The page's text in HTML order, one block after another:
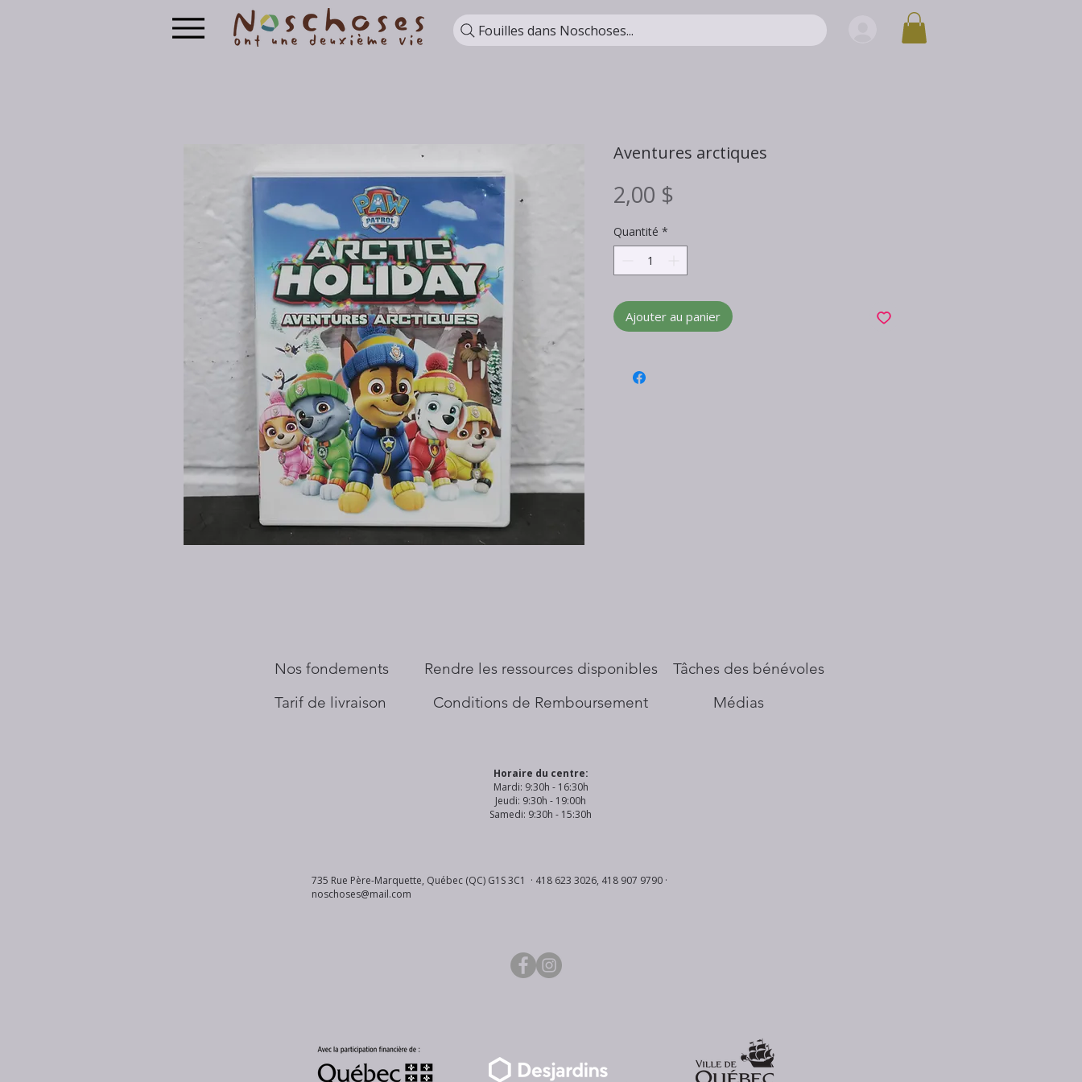
Fouilles dans Noschoses...
Aventures arctiques
2,00 $
Quantité *
Ajouter au panier
Nos fondements
Tarif de livraison
​Rendre les ressources disponibles
Conditions de Remboursement
Tâches des bénévoles
Médias
Horaire du centre:
Mardi: 9:30h - 16:30h
Jeudi: 9:30h - 19:00h
Samedi: 9:30h - 15:30h
735 Rue Père-Marquette, Québec (QC) G1S 3C1 · 418 623 3026, 418 907 9790 ·
noschoses@mail.com